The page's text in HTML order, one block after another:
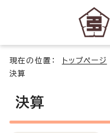
現在の位置： トップページ
決算
決算